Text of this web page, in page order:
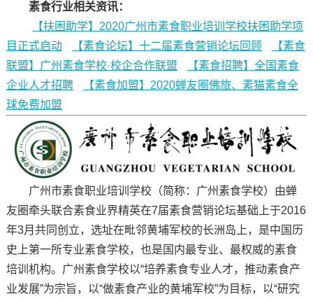
素食行业相关资讯：
【扶困助学】2020广州市素食职业培训学校扶困助学项
目正式启动
【素食论坛】十二届素食营销论坛回顾
【素食
联盟】广州素食学校·校企合作联盟
【素食招聘】全国素食
企业人才招聘
【素食加盟】2020蝉友圈佛旅、素猫素食全
球免费加盟
广州市素食职业培训学校（简称：广州素食学校）由蝉
友圈牵头联合素食业界精英在7届素食营销论坛基础上于2016
年3月共同创立，选址在毗邻黄埔军校的长洲岛上，是中国历
史上第一所专业素食学校，也是国内最专业、最权威的素食
培训机构。广州素食学校以“培养素食专业人才，推动素食产
业发展”为宗旨，以“做素食产业的黄埔军校”为目标，以“研究